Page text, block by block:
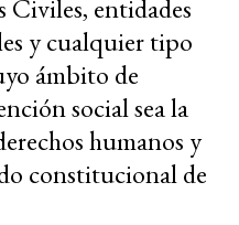
Civiles, entidades
y cualquier tipo
ámbito de
social sea la
humanos y
constitucional de